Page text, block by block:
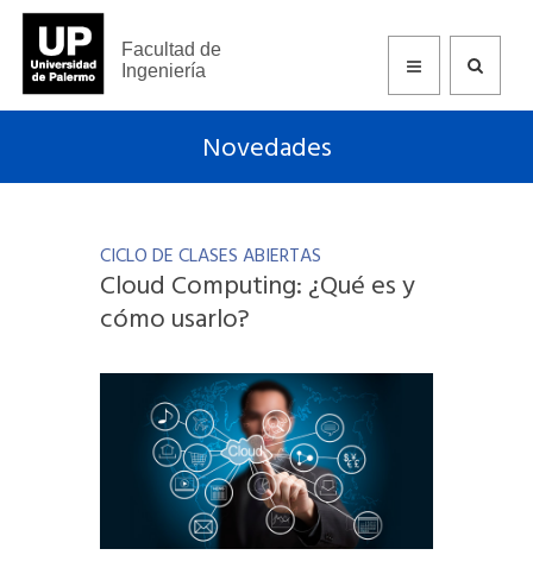
Facultad de
Ingeniería
Novedades
CICLO DE CLASES ABIERTAS
Cloud Computing: ¿Qué es y
cómo usarlo?